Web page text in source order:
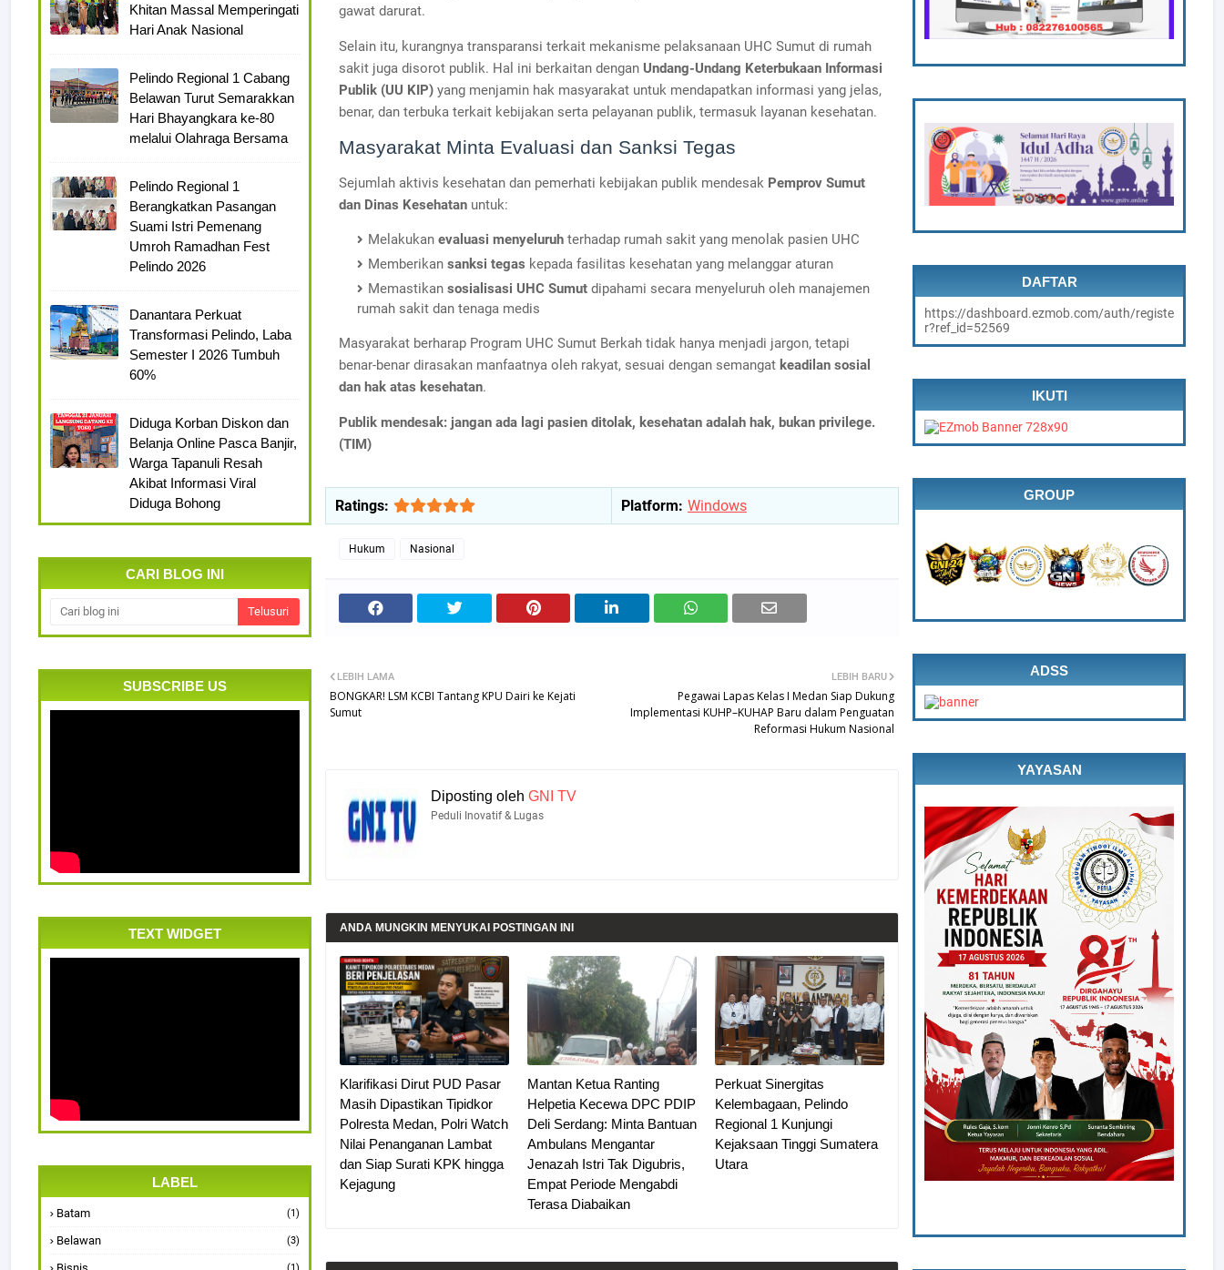
Khitan Massal Memperingati
Hari Anak Nasional
Pelindo Regional 1 Cabang
Belawan Turut Semarakkan
Hari Bhayangkara ke-80
melalui Olahraga Bersama
Pelindo Regional 1
Berangkatkan Pasangan
Suami Istri Pemenang
Umroh Ramadhan Fest
Pelindo 2026
Danantara Perkuat
Transformasi Pelindo, Laba
Semester I 2026 Tumbuh
60%
Diduga Korban Diskon dan
Belanja Online Pasca Banjir,
Warga Tapanuli Resah
Akibat Informasi Viral
Diduga Bohong
CARI BLOG INI
SUBSCRIBE US
TEXT WIDGET
LABEL
Batam (1)
Belawan (3)
(1)
gawat darurat.
Selain itu, kurangnya transparansi terkait mekanisme pelaksanaan UHC Sumut di rumah
sakit juga disorot publik. Hal ini berkaitan dengan Undang-Undang Keterbukaan Informasi
Publik (UU KIP) yang menjamin hak masyarakat untuk mendapatkan informasi yang jelas,
benar, dan terbuka terkait kebijakan serta pelayanan publik, termasuk layanan kesehatan.
Masyarakat Minta Evaluasi dan Sanksi Tegas
Sejumlah aktivis kesehatan dan pemerhati kebijakan publik mendesak Pemprov Sumut
dan Dinas Kesehatan untuk:
Melakukan evaluasi menyeluruh terhadap rumah sakit yang menolak pasien UHC
Memberikan sanksi tegas kepada fasilitas kesehatan yang melanggar aturan
Memastikan sosialisasi UHC Sumut dipahami secara menyeluruh oleh manajemen
rumah sakit dan tenaga medis
Masyarakat berharap Program UHC Sumut Berkah tidak hanya menjadi jargon, tetapi
benar-benar dirasakan manfaatnya oleh rakyat, sesuai dengan semangat keadilan sosial
dan hak atas kesehatan.
Publik mendesak: jangan ada lagi pasien ditolak, kesehatan adalah hak, bukan privilege.
(TIM)
Ratings: Platform: Windows
Hukum Nasional
LEBIH BARU
Pegawai Lapas Kelas I Medan Siap Dukung
Implementasi KUHP–KUHAP Baru dalam Penguatan
Reformasi Hukum Nasional
LEBIH LAMA
BONGKAR! LSM KCBI Tantang KPU Dairi ke Kejati
Sumut
Diposting oleh GNI TV
Peduli Inovatif & Lugas
ANDA MUNGKIN MENYUKAI POSTINGAN INI
Klarifikasi Dirut PUD Pasar
Masih Dipastikan Tipidkor
Polresta Medan, Polri Watch
Nilai Penanganan Lambat
dan Siap Surati KPK hingga
Kejagung
Mantan Ketua Ranting
Helpetia Kecewa DPC PDIP
Deli Serdang: Minta Bantuan
Ambulans Mengantar
Jenazah Istri Tak Digubris,
Empat Periode Mengabdi
Terasa Diabaikan
Perkuat Sinergitas
Kelembagaan, Pelindo
Regional 1 Kunjungi
Kejaksaan Tinggi Sumatera
Utara
DAFTAR
https://dashboard.ezmob.com/auth/registe
r?ref_id=52569
IKUTI
GROUP
ADSS
YAYASAN